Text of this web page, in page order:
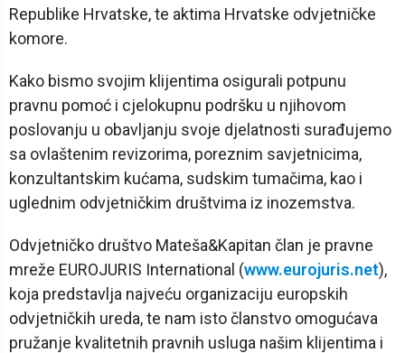
Republike Hrvatske, te aktima Hrvatske odvjetničke
komore.
Kako bismo svojim klijentima osigurali potpunu
pravnu pomoć i cjelokupnu podršku u njihovom
poslovanju u obavljanju svoje djelatnosti surađujemo
sa ovlaštenim revizorima, poreznim savjetnicima,
konzultantskim kućama, sudskim tumačima, kao i
uglednim odvjetničkim društvima iz inozemstva.
Odvjetničko društvo Mateša&Kapitan član je pravne
mreže EUROJURIS International (www.eurojuris.net),
koja predstavlja najveću organizaciju europskih
odvjetničkih ureda, te nam isto članstvo omogućava
pružanje kvalitetnih pravnih usluga našim klijentima i